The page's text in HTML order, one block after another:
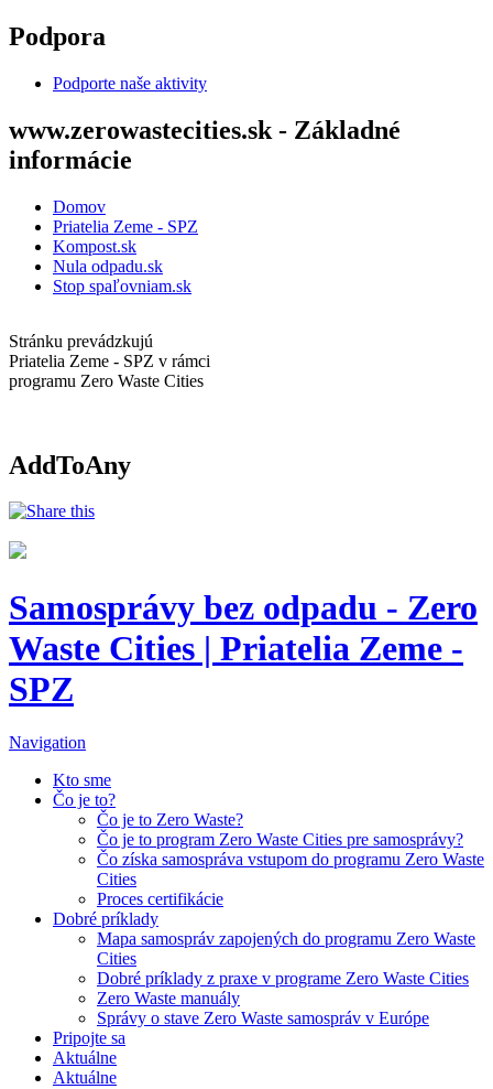
Skočiť na hlavný obsah
Podpora
Podporte naše aktivity
www.zerowastecities.sk - Základné
informácie
Domov
Priatelia Zeme - SPZ
Kompost.sk
Nula odpadu.sk
Stop spaľovniam.sk
Stránku prevádzkujú
Priatelia Zeme - SPZ v rámci
programu Zero Waste Cities
AddToAny
Samosprávy bez odpadu - Zero
Waste Cities | Priatelia Zeme -
SPZ
Navigation
Kto sme
Čo je to?
Čo je to Zero Waste?
Čo je to program Zero Waste Cities pre samosprávy?
Čo získa samospráva vstupom do programu Zero Waste
Cities
Proces certifikácie
Dobré príklady
Mapa samospráv zapojených do programu Zero Waste
Cities
Dobré príklady z praxe v programe Zero Waste Cities
Zero Waste manuály
Správy o stave Zero Waste samospráv v Európe
Pripojte sa
Aktuálne
Aktuálne